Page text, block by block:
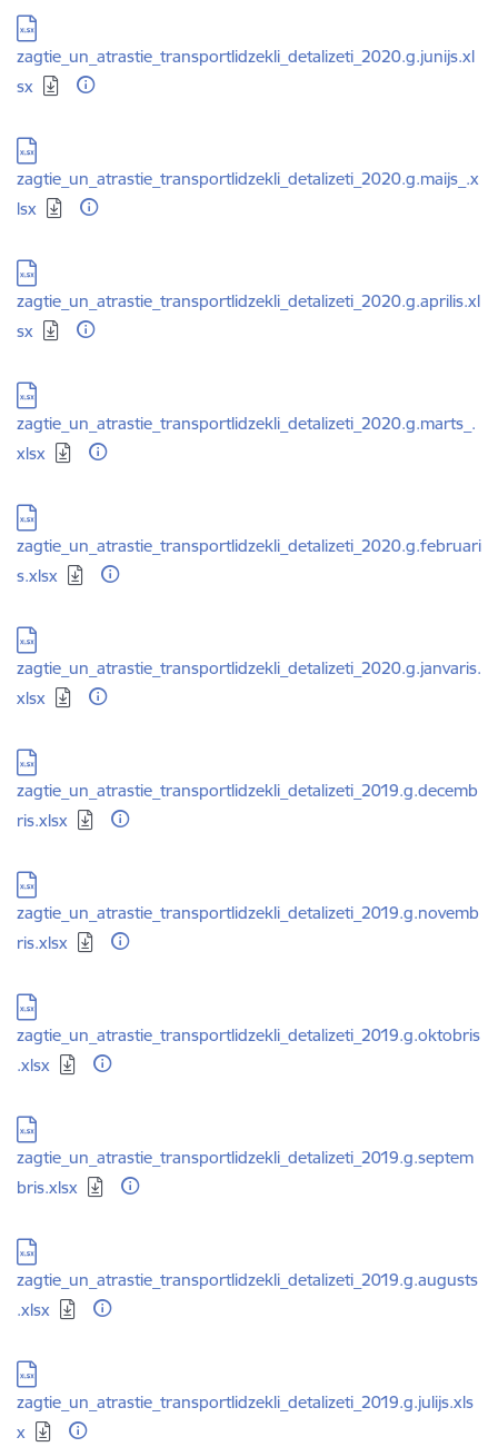
Lejupielādēt:
zagtie_un_atrastie_transportlidzekli_detalizeti_2020.g.junijs.xl
sx
Lejupielādēt:
zagtie_un_atrastie_transportlidzekli_detalizeti_2020.g.maijs_.x
lsx
Lejupielādēt:
zagtie_un_atrastie_transportlidzekli_detalizeti_2020.g.aprilis.xl
sx
Lejupielādēt:
zagtie_un_atrastie_transportlidzekli_detalizeti_2020.g.marts_.
xlsx
Lejupielādēt:
zagtie_un_atrastie_transportlidzekli_detalizeti_2020.g.februari
s.xlsx
Lejupielādēt:
zagtie_un_atrastie_transportlidzekli_detalizeti_2020.g.janvaris.
xlsx
Lejupielādēt:
zagtie_un_atrastie_transportlidzekli_detalizeti_2019.g.decemb
ris.xlsx
Lejupielādēt:
zagtie_un_atrastie_transportlidzekli_detalizeti_2019.g.novemb
ris.xlsx
Lejupielādēt:
zagtie_un_atrastie_transportlidzekli_detalizeti_2019.g.oktobris
.xlsx
Lejupielādēt:
zagtie_un_atrastie_transportlidzekli_detalizeti_2019.g.septem
bris.xlsx
Lejupielādēt:
zagtie_un_atrastie_transportlidzekli_detalizeti_2019.g.augusts
.xlsx
Lejupielādēt:
zagtie_un_atrastie_transportlidzekli_detalizeti_2019.g.julijs.xls
x